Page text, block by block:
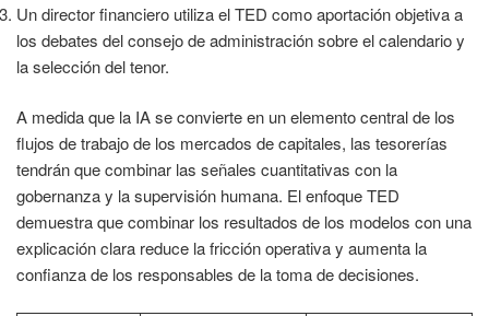
Un director financiero utiliza el TED como aportación objetiva a
los debates del consejo de administración sobre el calendario y
la selección del tenor.
A medida que la IA se convierte en un elemento central de los
flujos de trabajo de los mercados de capitales, las tesorerías
tendrán que combinar las señales cuantitativas con la
gobernanza y la supervisión humana. El enfoque TED
demuestra que combinar los resultados de los modelos con una
explicación clara reduce la fricción operativa y aumenta la
confianza de los responsables de la toma de decisiones.